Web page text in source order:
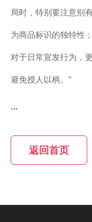
局时，特别要注意别
为商品标识的独特性
对于日常宣发行为，
避免授人以柄。”
...
返回首页